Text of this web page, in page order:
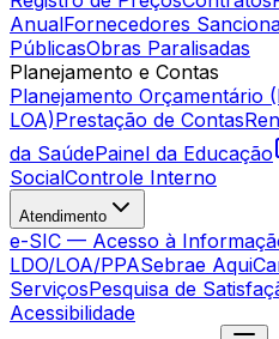
AnualFornecedores
PúblicasObras Paralisadas
Planejamento e Contas
Planejamento Orçamentário
LOA)Prestação de Contas
da SaúdePainel da Educação
SocialControle Interno
Atendimento
e-SIC — Acesso à
LDO/LOA/PPASebrae Aqui
ServiçosPesquisa de
Acessibilidade